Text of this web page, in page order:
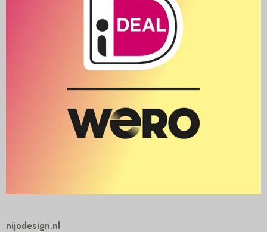
nijodesign.nl